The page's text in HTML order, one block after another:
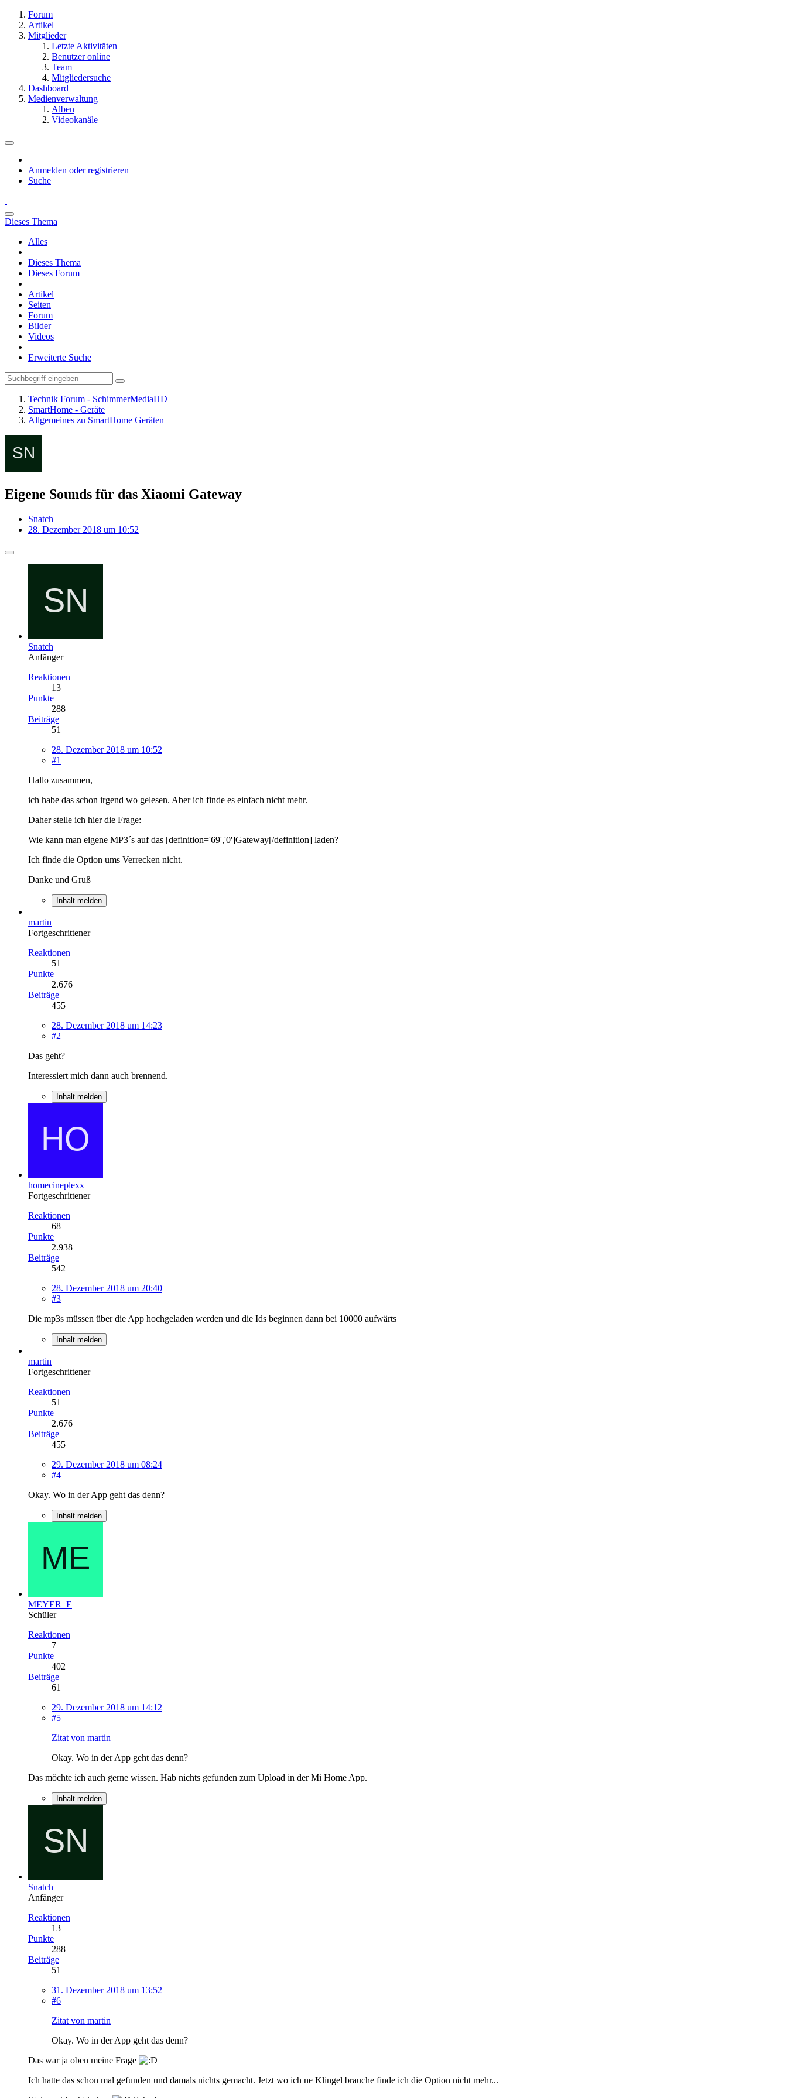
Forum
Artikel
Mitglieder
Letzte Aktivitäten
Benutzer online
Team
Mitgliedersuche
Dashboard
Medienverwaltung
Alben
Videokanäle
Anmelden oder registrieren
Suche
Dieses Thema
Alles
Dieses Thema
Dieses Forum
Artikel
Seiten
Forum
Bilder
Videos
Erweiterte Suche
Technik Forum - SchimmerMediaHD
SmartHome - Geräte
Allgemeines zu SmartHome Geräten
Eigene Sounds für das Xiaomi Gateway
Snatch
28. Dezember 2018 um 10:52
Snatch
Anfänger
Reaktionen
13
Punkte
288
Beiträge
51
28. Dezember 2018 um 10:52
#1
Hallo zusammen,
ich habe das schon irgend wo gelesen. Aber ich finde es einfach nicht mehr.
Daher stelle ich hier die Frage:
Wie kann man eigene MP3´s auf das [definition='69','0']Gateway[/definition] laden?
Ich finde die Option ums Verrecken nicht.
Danke und Gruß
Inhalt melden
martin
Fortgeschrittener
Reaktionen
51
Punkte
2.676
Beiträge
455
28. Dezember 2018 um 14:23
#2
Das geht?
Interessiert mich dann auch brennend.
Inhalt melden
homecineplexx
Fortgeschrittener
Reaktionen
68
Punkte
2.938
Beiträge
542
28. Dezember 2018 um 20:40
#3
Die mp3s müssen über die App hochgeladen werden und die Ids beginnen dann bei 10000 aufwärts
Inhalt melden
martin
Fortgeschrittener
Reaktionen
51
Punkte
2.676
Beiträge
455
29. Dezember 2018 um 08:24
#4
Okay. Wo in der App geht das denn?
Inhalt melden
MEYER_E
Schüler
Reaktionen
7
Punkte
402
Beiträge
61
29. Dezember 2018 um 14:12
#5
Zitat von martin
Okay. Wo in der App geht das denn?
Das möchte ich auch gerne wissen. Hab nichts gefunden zum Upload in der Mi Home App.
Inhalt melden
Snatch
Anfänger
Reaktionen
13
Punkte
288
Beiträge
51
31. Dezember 2018 um 13:52
#6
Zitat von martin
Okay. Wo in der App geht das denn?
Das war ja oben meine Frage
Ich hatte das schon mal gefunden und damals nichts gemacht. Jetzt wo ich ne Klingel brauche finde ich die Option nicht mehr...